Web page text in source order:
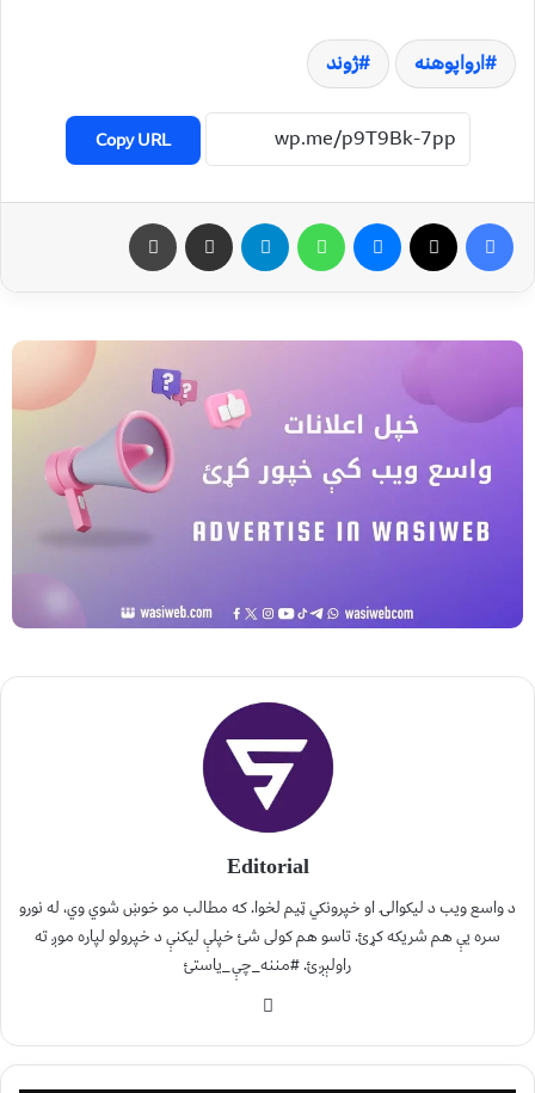
ارواپوهنه ژوند
Copy URL
Editorial
د واسع ویب د لیکوالۍ او خپرونکي ټیم لخوا. که مطالب مو خوښ شوي وي، له نورو
سره یې هم شریکه کړئ. تاسو هم کولی شئ خپلې لیکنې د خپرولو لپاره موږ ته
راولېږئ. #مننه_چې_یاستئ